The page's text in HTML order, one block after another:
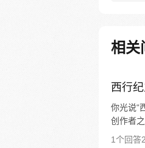
相关
西行
你光说“
创作者
1个回答